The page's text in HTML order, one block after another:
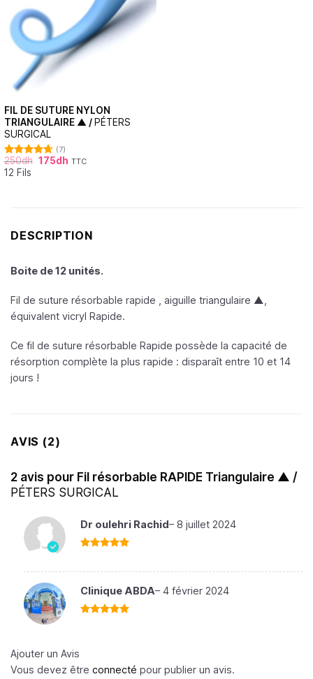
FIL DE SUTURE NYLON
TRIANGULAIRE ▲ / PÉTERS
SURGICAL
Note4.71
sur 5
(7)
250dh 175dh TTC
12 Fils
DESCRIPTION
Boite de 12 unités.
Fil de suture résorbable rapide , aiguille triangulaire ▲,
équivalent vicryl Rapide.
Ce fil de suture résorbable Rapide possède la capacité de
résorption complète la plus rapide : disparaît entre 10 et 14
jours !
AVIS (2)
2 avis pour Fil résorbable RAPIDE Triangulaire ▲ /
PÉTERS SURGICAL
Dr oulehri Rachid– 8 juillet 2024
Clinique ABDA– 4 février 2024
Ajouter un Avis
Vous devez être connecté pour publier un avis.